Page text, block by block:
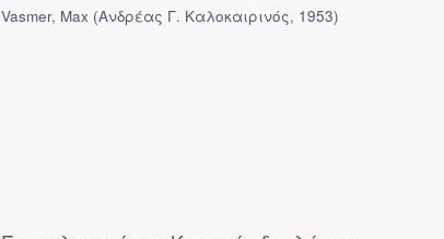
Vasmer, Max (Ανδρέας Γ. Καλοκαιρινός, 1953)